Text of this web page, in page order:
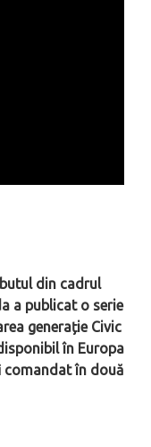
din cadrul
a publicat o serie
generație Civic
în Europa
comandat în două